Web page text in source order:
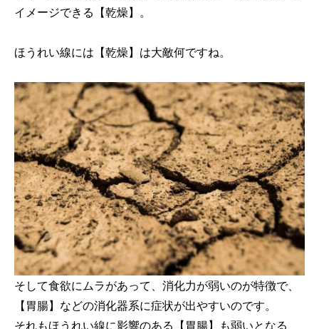
イメージできる【乾燥】。
ほうれい線には【乾燥】は大敵何ですね。
そして食欲にムラがあって、消化力が弱いのが特徴で、
【胃腸】などの消化器系に症状が出やすいのです。
それもほうれい線に影響のある【胃腸】も弱いとなる